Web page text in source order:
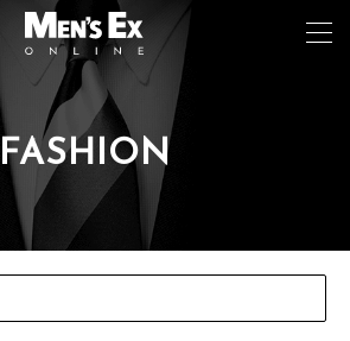
FASHION